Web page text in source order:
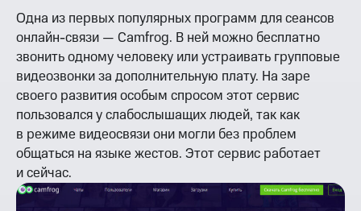
Одна из первых популярных программ для сеансов
онлайн-связи — Camfrog. В ней можно бесплатно
звонить одному человеку или устраивать групповые
видеозвонки за дополнительную плату. На заре
своего развития особым спросом этот сервис
пользовался у слабослышащих людей, так как
в режиме видеосвязи они могли без проблем
общаться на языке жестов. Этот сервис работает
и сейчас.